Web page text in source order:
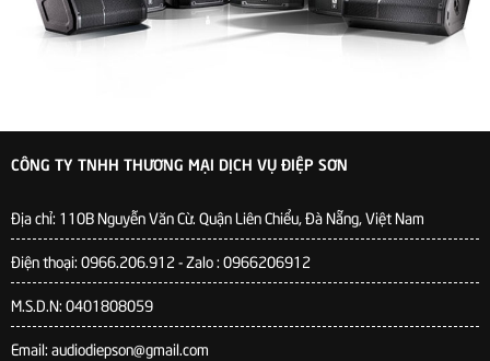
CÔNG TY TNHH THƯƠNG MẠI DỊCH VỤ ĐIỆP SƠN
Địa chỉ: 110B Nguyễn Văn Cừ. Quận Liên Chiểu, Đà Nẵng, Việt Nam
Điện thoại: 0966.206.912 - Zalo : 0966206912
M.S.D.N: 0401808059
Email: audiodiepson@gmail.com